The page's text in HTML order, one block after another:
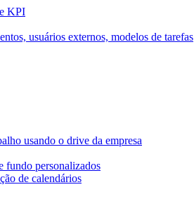
KPI
usuários externos, modelos de tarefas
usando o drive da empresa
fundo personalizados
de calendários